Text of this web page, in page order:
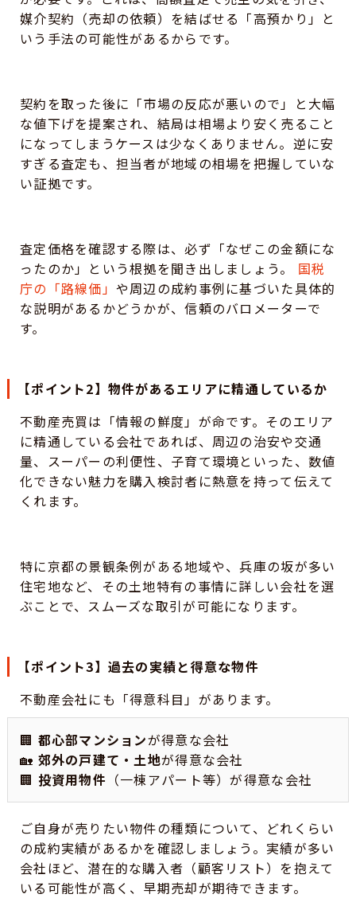
媒介契約（売却の依頼）を結ばせる「高預かり」と
いう手法の可能性があるからです。
契約を取った後に「市場の反応が悪いので」と大幅
な値下げを提案され、結局は相場より安く売ること
になってしまうケースは少なくありません。逆に安
すぎる査定も、担当者が地域の相場を把握していな
い証拠です。
査定価格を確認する際は、必ず「なぜこの金額にな
ったのか」という根拠を聞き出しましょう。 国税
庁の「路線価」 や周辺の成約事例に基づいた具体的
な説明があるかどうかが、信頼のバロメーターで
す。
【ポイント2】物件があるエリアに精通しているか
不動産売買は「情報の鮮度」が命です。そのエリア
に精通している会社であれば、周辺の治安や交通
量、スーパーの利便性、子育て環境といった、数値
化できない魅力を購入検討者に熱意を持って伝えて
くれます。
特に京都の景観条例がある地域や、兵庫の坂が多い
住宅地など、その土地特有の事情に詳しい会社を選
ぶことで、スムーズな取引が可能になります。
【ポイント3】過去の実績と得意な物件
不動産会社にも「得意科目」があります。
🏢 都心部マンションが得意な会社
🏡 郊外の戸建て・土地が得意な会社
🏢 投資用物件 （一棟アパート等）が得意な会社
ご自身が売りたい物件の種類について、どれくらい
の成約実績があるかを確認しましょう。実績が多い
会社ほど、潜在的な購入者（顧客リスト）を抱えて
いる可能性が高く、早期売却が期待できます。